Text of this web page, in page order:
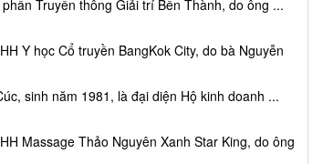
Truyền thông Giải trí Bến Thành, do ông ...
Y học Cổ truyền BangKok City, do bà Nguyễn
sinh năm 1981, là đại diện Hộ kinh doanh ...
Massage Thảo Nguyên Xanh Star King, do ông